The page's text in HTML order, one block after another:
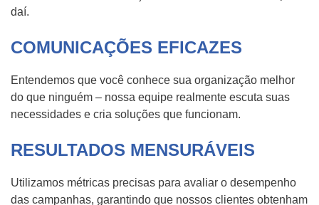
daí.
COMUNICAÇÕES EFICAZES
Entendemos que você conhece sua organização melhor
do que ninguém – nossa equipe realmente escuta suas
necessidades e cria soluções que funcionam.
RESULTADOS MENSURÁVEIS
Utilizamos métricas precisas para avaliar o desempenho
das campanhas, garantindo que nossos clientes obtenham